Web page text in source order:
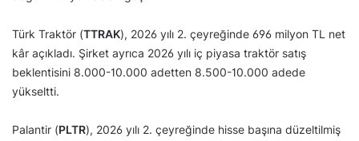
Türk Traktör (TTRAK), 2026 yılı 2. çeyreğinde 696 milyon TL net
kâr açıkladı. Şirket ayrıca 2026 yılı iç piyasa traktör satış
beklentisini 8.000-10.000 adetten 8.500-10.000 adede
yükseltti.
Palantir (PLTR), 2026 yılı 2. çeyreğinde hisse başına düzeltilmiş